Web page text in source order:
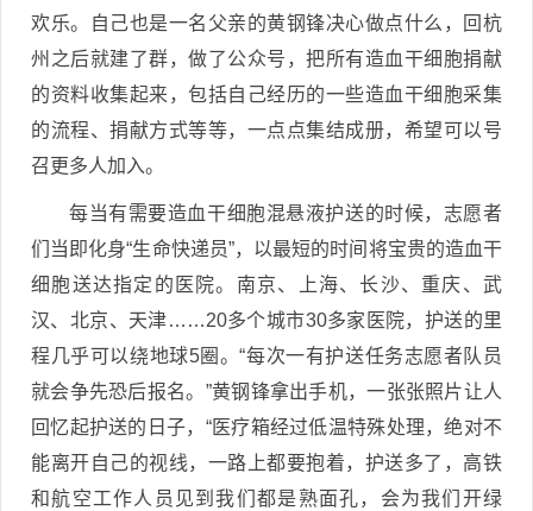
欢乐。自己也是一名父亲的黄钢锋决心做点什么，回杭
州之后就建了群，做了公众号，把所有造血干细胞捐献
的资料收集起来，包括自己经历的一些造血干细胞采集
的流程、捐献方式等等，一点点集结成册，希望可以号
召更多人加入。
每当有需要造血干细胞混悬液护送的时候，志愿者
们当即化身“生命快递员”，以最短的时间将宝贵的造血干
细胞送达指定的医院。南京、上海、长沙、重庆、武
汉、北京、天津……20多个城市30多家医院，护送的里
程几乎可以绕地球5圈。“每次一有护送任务志愿者队员
就会争先恐后报名。”黄钢锋拿出手机，一张张照片让人
回忆起护送的日子，“医疗箱经过低温特殊处理，绝对不
能离开自己的视线，一路上都要抱着，护送多了，高铁
和航空工作人员见到我们都是熟面孔，会为我们开绿